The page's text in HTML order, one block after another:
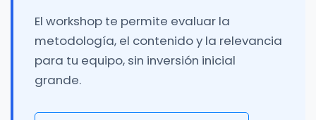
El workshop te permite evaluar la
metodología, el contenido y la relevancia
para tu equipo, sin inversión inicial
grande.